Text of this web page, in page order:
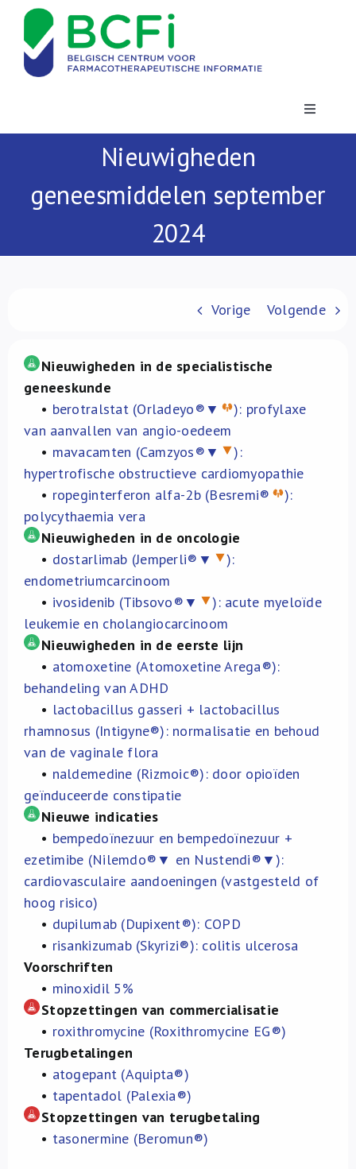
content
Toggle
Publicaties
Vorming
Over ons
Nieuwigheden
geneesmiddelen september
2024
Vorige Volgende
Nieuwigheden in de specialistische
geneeskunde
• berotralstat (Orladeyo®▼
): profylaxe
van aanvallen van angio-oedeem
• mavacamten (Camzyos®▼
):
hypertrofische obstructieve cardiomyopathie
• ropeginterferon alfa-2b (Besremi®
):
polycythaemia vera
Nieuwigheden in de oncologie
• dostarlimab (Jemperli®▼
):
endometriumcarcinoom
• ivosidenib (Tibsovo®▼
): acute myeloïde
leukemie en cholangiocarcinoom
Nieuwigheden in de eerste lijn
• atomoxetine (Atomoxetine Arega®):
behandeling van ADHD
• lactobacillus gasseri + lactobacillus
rhamnosus (Intigyne®): normalisatie en behoud
van de vaginale flora
• naldemedine (Rizmoic®): door opioïden
geïnduceerde constipatie
Nieuwe indicaties
• bempedoïnezuur en bempedoïnezuur +
ezetimibe (Nilemdo®▼ en Nustendi®▼):
cardiovasculaire aandoeningen (vastgesteld of
hoog risico)
• dupilumab (Dupixent®): COPD
• risankizumab (Skyrizi®): colitis ulcerosa
Voorschriften
• minoxidil 5%
Stopzettingen van commercialisatie
• roxithromycine (Roxithromycine EG®)
Terugbetalingen
• atogepant (Aquipta®)
• tapentadol (Palexia®)
Stopzettingen van terugbetaling
• tasonermine (Beromun®)